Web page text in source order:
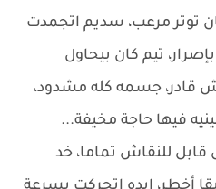
توتر مرعب، سديم اتجمدت
تيم كان بيحاول
جسمه كله مشدود،
فيها حاجة مخيفة...
للنقاش تماما، خد